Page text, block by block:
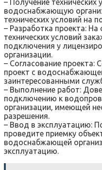
– Получение технических
водоснабжающую
технических условий на
– Разработка проекта:
технических условий
подключения у
организации.
– Согласование проекта:
проект с
заинтересованными
– Выполнение работ:
подключению к
организации‚ имеющей
разрешения.
– Ввод в эксплуатацию:
проведите приемку
водоснабжающей
эксплуатацию.